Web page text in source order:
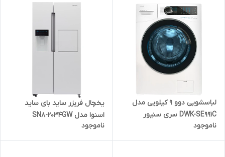
لباسشویی دوو 9 کیلویی مدل
DWK-SE991C سری سنیور
ناموجود
یخچال فریزر ساید بای ساید
اسنوا مدل SN8-2034GW
ناموجود